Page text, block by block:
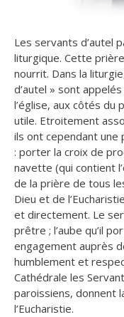
Les servants d’autel
liturgique. Cette
nourrit. Dans la
d’autel » sont
l’église, aux côtés
utile. Etroitement
ils ont cependant une
: porter la croix de
navette (qui contient
de la prière de tous
Dieu et de
et directement. Le
prêtre ; l’aube qu’il
engagement auprès
humblement et
Cathédrale les
paroissiens, donnent
l’Eucharistie.